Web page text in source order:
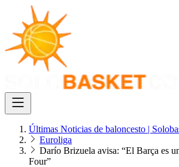
Últimas Noticias de baloncesto |
Euroliga
Darío Brizuela avisa: “El Barça es
Four”